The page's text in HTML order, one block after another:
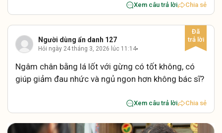
Xem câu trả lời Chia sẻ
Người dùng ẩn danh 127
Hỏi ngày 24 tháng 3, 2026 lúc 11:14
Ngâm chân bằng lá lốt với gừng có tốt không, có
giúp giảm đau nhức và ngủ ngon hơn không bác sĩ?
Xem câu trả lời Chia sẻ